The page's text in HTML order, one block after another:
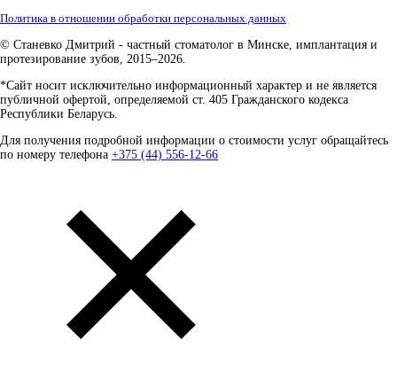
Политика в отношении обработки персональных данных
© Станевко Дмитрий - частный стоматолог в Минске, имплантация и
протезирование зубов, 2015–2026.
*Сайт носит исключительно информационный характер и не является
публичной офертой, определяемой ст. 405 Гражданского кодекса
Республики Беларусь.
Для получения подробной информации о стоимости услуг обращайтесь
по номеру телефона +375 (44) 556-12-66